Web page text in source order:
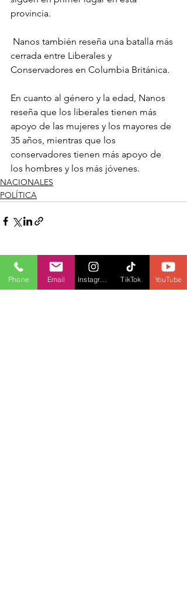
provincia.
Nanos también reseña una batalla más
cerrada entre Liberales y
Conservadores en Columbia Británica.
En cuanto al género y la edad, Nanos
reseña que los liberales tienen más
apoyo de las mujeres y los mayores de
35 años, mientras que los
conservadores tienen más apoyo de
los hombres y los más jóvenes.
NACIONALES
POLÍTICA
Entradas recientes Ver todo
Phone Email TikTok YouTube